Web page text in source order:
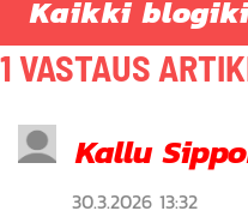
Kaikki
1 VASTAUS
Kallu
30.3.2026 13:32